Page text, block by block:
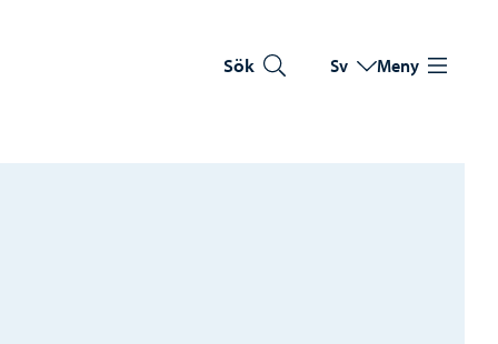
Sök Byt språk
Nuvarande språk:
Sv Meny